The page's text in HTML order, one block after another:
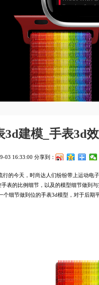
3d建模_手表3d
03 16:33:00 分享到：
的今天，时尚达人们纷纷带上运动电
表的比例细节，以及的模型细节做到
个细节做到位的手表3d模型，对于后期